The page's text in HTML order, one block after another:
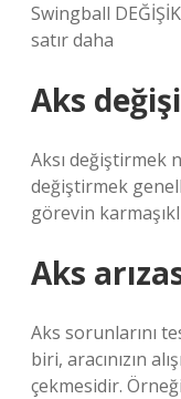
Swingball
satır daha
Aks
Aksı değiştirmek
değiştirmek
görevin
Aks
Aks sorunlarını
biri, aracınızın
çekmesidir.